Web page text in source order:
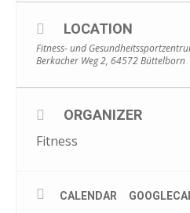
LOCATION
Fitness- und
Berkacher Weg 2, 64572 Büttelborn
ORGANIZER
Fitness
CALENDAR